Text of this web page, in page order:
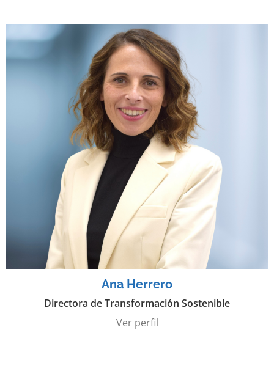
Ana Herrero
Directora de Transformación Sostenible
Ver perfil